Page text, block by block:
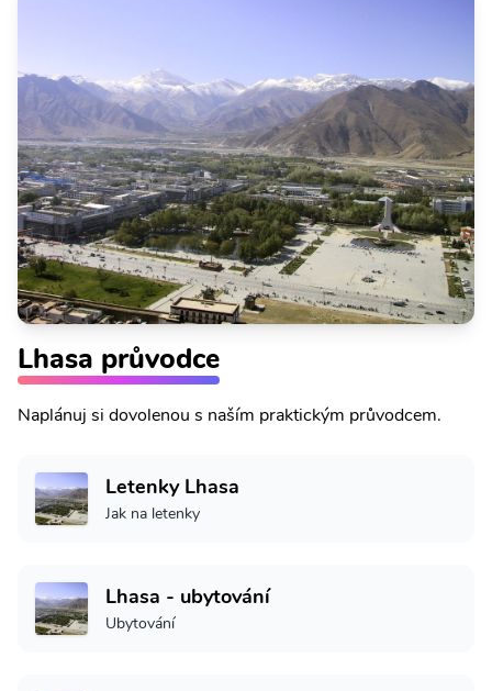
Lhasa průvodce
Naplánuj si dovolenou s naším praktickým průvodcem.
Letenky Lhasa
Jak na letenky
Lhasa - ubytování
Ubytování